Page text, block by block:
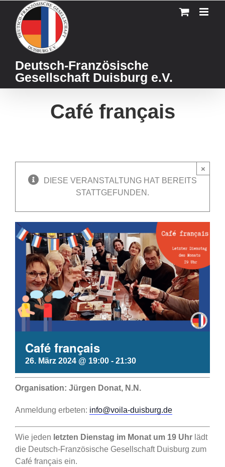
content
Deutsch-Französische
Gesellschaft Duisburg e.V.
Café français
DIESE VERANSTALTUNG HAT BEREITS
STATTGEFUNDEN.
×
Café français
26. März 2024 @ 19:00 - 21:30
Organisation: Jürgen Donat, N.N.
Anmeldung erbeten: info@voila-duisburg.de
Wie jeden letzten Dienstag im Monat um 19 Uhrlädt
die Deutsch-Französische Gesellschaft Duisburg zum
Café français ein.